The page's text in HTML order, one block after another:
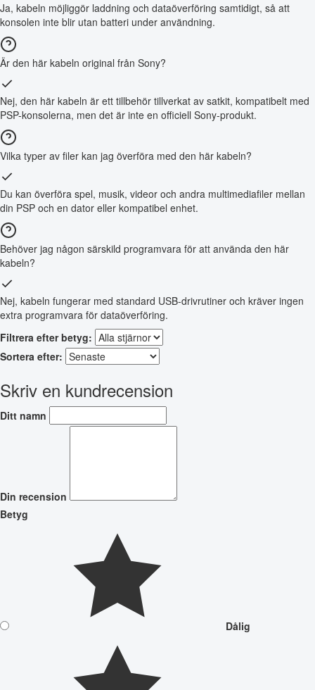
Ja, kabeln möjliggör laddning och dataöverföring samtidigt, så att
konsolen inte blir utan batteri under användning.
Är den här kabeln original från Sony?
Nej, den här kabeln är ett tillbehör tillverkat av satkit, kompatibelt med
PSP-konsolerna, men det är inte en officiell Sony-produkt.
Vilka typer av filer kan jag överföra med den här kabeln?
Du kan överföra spel, musik, videor och andra multimediafiler mellan
din PSP och en dator eller kompatibel enhet.
Behöver jag någon särskild programvara för att använda den här
kabeln?
Nej, kabeln fungerar med standard USB-drivrutiner och kräver ingen
extra programvara för dataöverföring.
Filtrera efter betyg:
Sortera efter:
Skriv en kundrecension
Ditt namn
Din recension
Betyg
Dålig